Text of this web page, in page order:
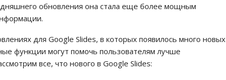
обновления она стала еще более мощным
для Google Slides, в которых появилось много новых
функции могут помочь пользователям лучше
все, что нового в Google Slides: